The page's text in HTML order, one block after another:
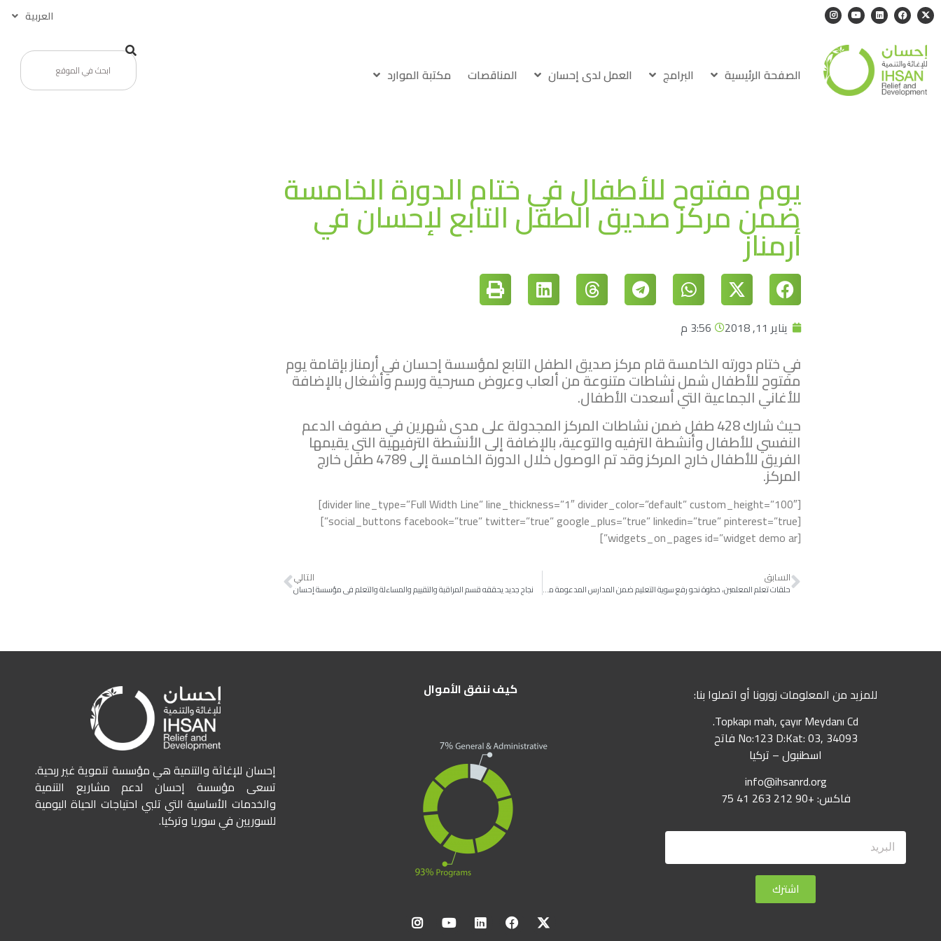
العربية
الصفحة الرئيسية البرامج العمل لدى إحسان المناقصات مكتبة الموارد
يوم مفتوح للأطفال في ختام الدورة الخامسة
ضمن مركز صديق الطفل التابع لإحسان في
أرمناز
يناير 11, 2018 3:56 م
في ختام دورته الخامسة قام مركز صديق الطفل التابع لمؤسسة إحسان في أرمناز بإقامة يوم
مفتوح للأطفال شمل نشاطات متنوعة من ألعاب وعروض مسرحية ورسم وأشغال بالإضافة
للأغاني الجماعية التي أسعدت الأطفال.
حيث شارك 428 طفل ضمن نشاطات المركز المجدولة على مدى شهرين في صفوف الدعم
النفسي للأطفال وأنشطة الترفيه والتوعية، بالإضافة إلى الأنشطة الترفيهية التي يقيمها
الفريق للأطفال خارج المركز وقد تم الوصول خلال الدورة الخامسة إلى 4789 طفل خارج
المركز.
[divider line_type=”Full Width Line” line_thickness=”1″ divider_color=”default” custom_height=”100″]
[social_buttons facebook=”true” twitter=”true” google_plus=”true” linkedin=”true” pinterest=”true”]
[widgets_on_pages id=”widget demo ar”]
السابق
حلقات تعلم المعلمين، خطوة نحو رفع سوية التعليم ضمن المدارس المدعومة من مؤسسة إحسان
التالي
نجاح جديد يحققه قسم المراقبة والتقييم والمساءلة والتعلم في مؤسسة إحسان
للمزيد من المعلومات زورونا أو اتصلوا بنا:
Topkapı mah, çayır Meydanı Cd.
No:123 D:Kat: 03, 34093 فاتح
اسطنبول – تركيا
info@ihsanrd.org
فاكس: +90 212 263 41 75
اشترك
كيف ننفق الأموال
إحسان للإغاثة والتنمية هي مؤسسة تنموية غير ربحية.
تسعى مؤسسة إحسان لدعم مشاريع التنمية
والخدمات الأساسية التي تلبي احتياجات الحياة اليومية
للسوريين في سوريا وتركيا.